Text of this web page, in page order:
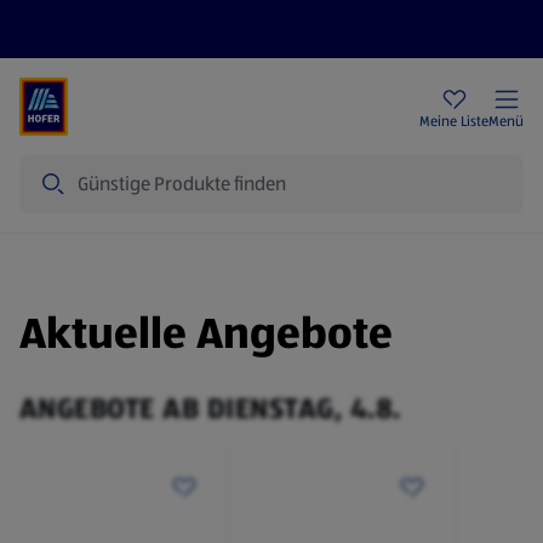
Meine ListeMenü
Aktuelle Angebote
ANGEBOTE AB DIENSTAG, 4.8.